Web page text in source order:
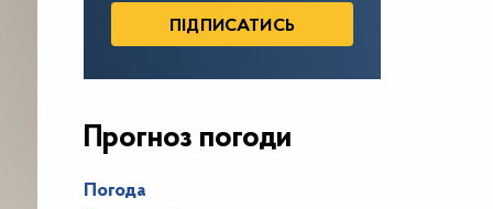
Прогноз погоди
Погода